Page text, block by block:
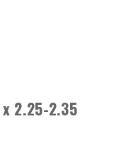
x 2.25-2.35